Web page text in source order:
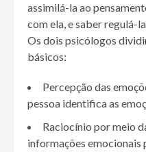
assimilá-la ao
com ela, e saber regulá-
Os dois psicólogos
básicos:
Percepção das
pessoa identifica as
Raciocínio por meio
informações